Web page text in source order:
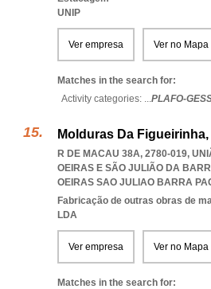
UNIP
Ver empresa Ver no Mapa
Matches in the search for:
Activity categories: ...PLAFO-
Molduras Da
R DE MACAU 38A, 2780-019,
OEIRAS E SÃO JULIÃO DA
OEIRAS SAO JULIAO BARRA
Fabricação de outras obras de
LDA
Ver empresa Ver no Mapa
Matches in the search for: